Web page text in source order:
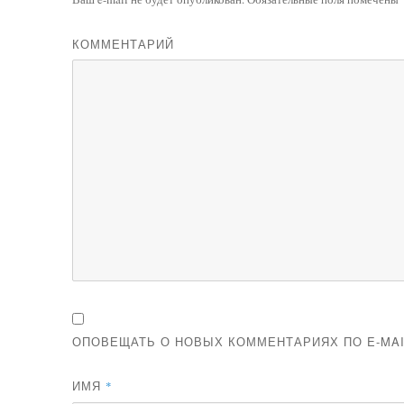
КОММЕНТАРИЙ
ОПОВЕЩАТЬ О НОВЫХ КОММЕНТАРИЯХ ПО E-
ИМЯ *